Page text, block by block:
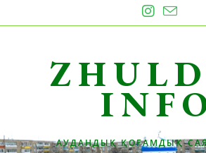
to
АУДАНДЫҚ ҚОҒАМДЫҚ-